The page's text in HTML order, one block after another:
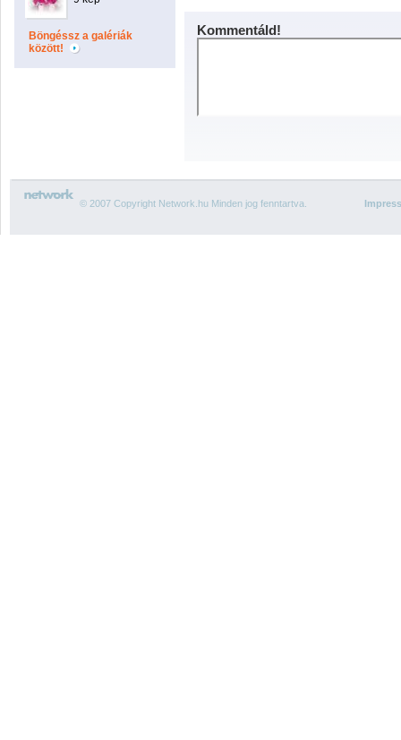
Böngéssz a galériák
között!
Kommentáld!
© 2007 Copyright Network.hu Minden jog fenntartva.